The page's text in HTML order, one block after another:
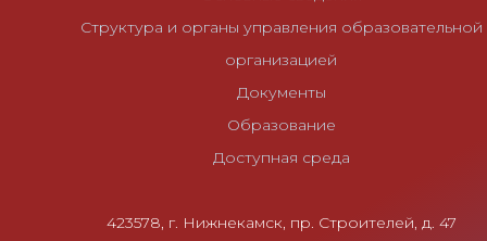
п
с
Структура и органы управления образовательной
организацией
Документы
Образование
Доступная среда
423578, г. Нижнекамск, пр. Строителей, д. 47